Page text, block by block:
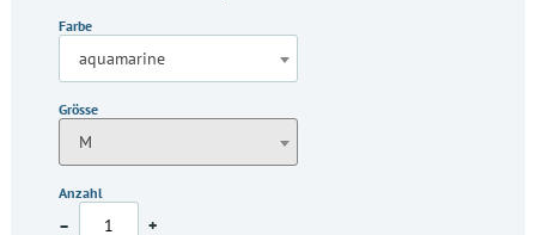
Farbe
aquamarine
Grösse
M
Anzahl
– +